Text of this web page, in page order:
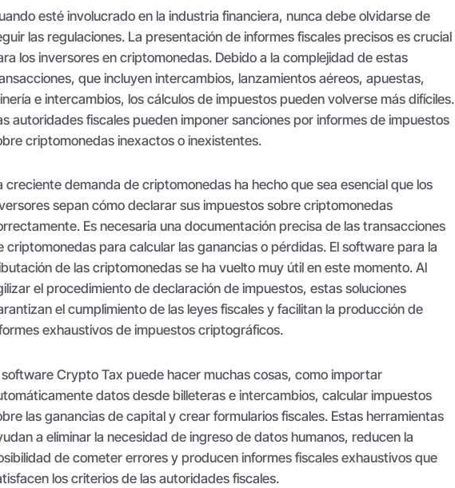
esté involucrado en la industria financiera, nunca debe olvidarse de
las regulaciones. La presentación de informes fiscales precisos es crucial
los inversores en criptomonedas. Debido a la complejidad de estas
que incluyen intercambios, lanzamientos aéreos, apuestas,
e intercambios, los cálculos de impuestos pueden volverse más difíciles.
autoridades fiscales pueden imponer sanciones por informes de impuestos
criptomonedas inexactos o inexistentes.
creciente demanda de criptomonedas ha hecho que sea esencial que los
sepan cómo declarar sus impuestos sobre criptomonedas
Es necesaria una documentación precisa de las transacciones
criptomonedas para calcular las ganancias o pérdidas. El software para la
de las criptomonedas se ha vuelto muy útil en este momento. Al
el procedimiento de declaración de impuestos, estas soluciones
el cumplimiento de las leyes fiscales y facilitan la producción de
exhaustivos de impuestos criptográficos.
software Crypto Tax puede hacer muchas cosas, como importar
datos desde billeteras e intercambios, calcular impuestos
las ganancias de capital y crear formularios fiscales. Estas herramientas
a eliminar la necesidad de ingreso de datos humanos, reducen la
de cometer errores y producen informes fiscales exhaustivos que
los criterios de las autoridades fiscales.